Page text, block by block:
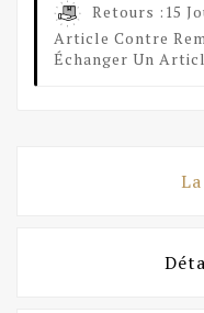
Retours : 15
Article Contre
Échanger Un